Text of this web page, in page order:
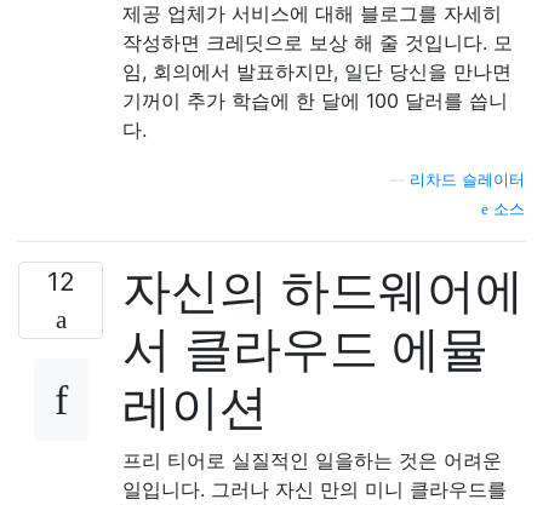
제공 업체가 서비스에 대해 블로그를 자세히
작성하면 크레딧으로 보상 해 줄 것입니다. 모
임, 회의에서 발표하지만, 일단 당신을 만나면
기꺼이 추가 학습에 한 달에 100 달러를 씁니
다.
리차드 슬레이터
소스
12
자신의 하드웨어에
서 클라우드 에뮬
레이션
프리 티어로 실질적인 일을하는 것은 어려운
일입니다. 그러나 자신 만의 미니 클라우드를